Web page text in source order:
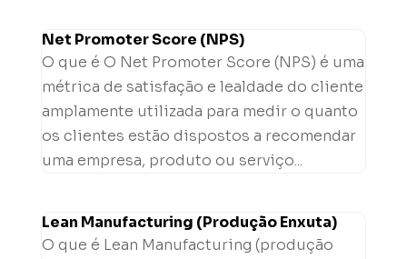
Net Promoter Score (NPS)
O que é O Net Promoter Score (NPS) é uma
métrica de satisfação e lealdade do cliente
amplamente utilizada para medir o quanto
os clientes estão dispostos a recomendar
uma empresa, produto ou serviço...
Lean Manufacturing (Produção Enxuta)
O que é Lean Manufacturing (produção